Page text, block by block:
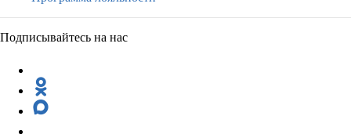
Подписывайтесь на нас